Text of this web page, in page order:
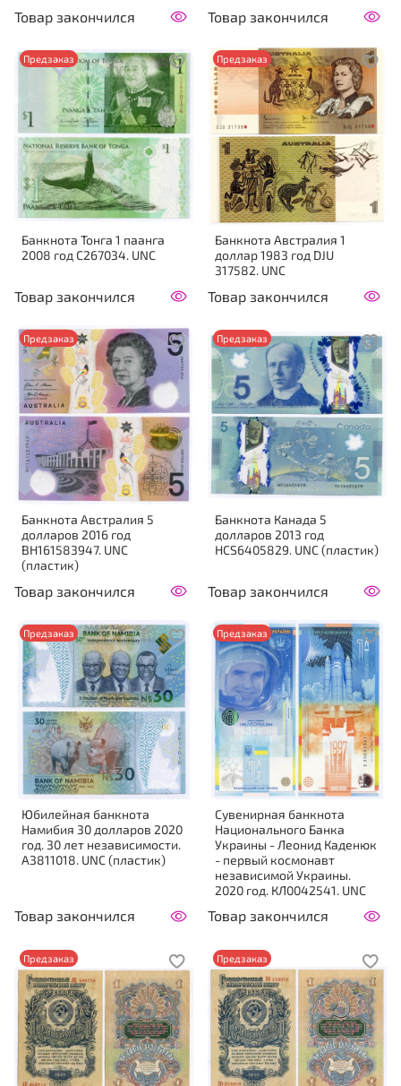
Товар закончился Товар закончился
Предзаказ
Банкнота Тонга 1 паанга
2008 год C267034. UNC
Товар закончился
Предзаказ
Банкнота Австралия 1
доллар 1983 год DJU
317582. UNC
Товар закончился
Предзаказ
Банкнота Австралия 5
долларов 2016 год
BH161583947. UNC
(пластик)
Товар закончился
Предзаказ
Банкнота Канада 5
долларов 2013 год
HCS6405829. UNC (пластик)
Товар закончился
Предзаказ
Юбилейная банкнота
Намибия 30 долларов 2020
год. 30 лет независимости.
A3811018. UNC (пластик)
Товар закончился
Предзаказ
Сувенирная банкнота
Национального Банка
Украины - Леонид Каденюк
- первый космонавт
независимой Украины.
2020 год. КЛ0042541. UNC
Товар закончился
Предзаказ Предзаказ